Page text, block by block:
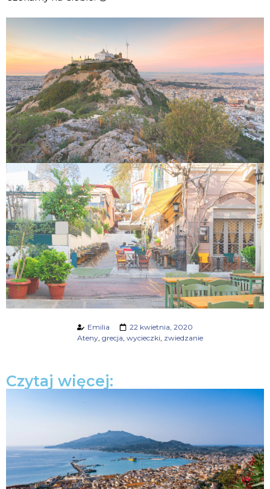
Emilia
22 kwietnia, 2020
Ateny, grecja, wycieczki, zwiedzanie
Czytaj więcej: